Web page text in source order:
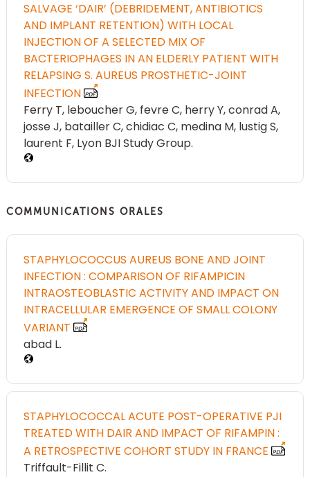
SALVAGE ‘DAIR’ (DEBRIDEMENT, ANTIBIOTICS
AND IMPLANT RETENTION) WITH LOCAL
INJECTION OF A SELECTED MIX OF
BACTERIOPHAGES IN AN ELDERLY PATIENT WITH
RELAPSING S. AUREUS PROSTHETIC-JOINT
INFECTION
Ferry T leboucher G fevre C herry Y conrad A
josse J batailler C chidiac C medina M lustig S
laurent F Lyon BJI Study Group
COMMUNICATIONS ORALES
STAPHYLOCOCCUS AUREUS BONE AND JOINT
INFECTION : COMPARISON OF RIFAMPICIN
INTRAOSTEOBLASTIC ACTIVITY AND IMPACT ON
INTRACELLULAR EMERGENCE OF SMALL COLONY
VARIANT
abad L
STAPHYLOCOCCAL ACUTE POST-OPERATIVE PJI
TREATED WITH DAIR AND IMPACT OF RIFAMPIN :
A RETROSPECTIVE COHORT STUDY IN FRANCE
Triffault-Fillit C